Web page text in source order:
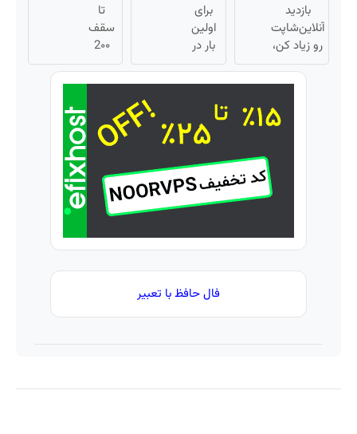
فروشگاهت
رو ثبت کن
»
تومان
بگیر
فروشگاهت
رو ثبت کن
بازدید
آنلاین‌شاپت
رو زیاد کن،
بازدید بالاتر
= درآمد
برای
اولین
بار در
ایران
🇮🇷
کرم
کننده
23 روزه
ساخت!
تا
سقف
2۰۰
میلیون
تومان
خرید
طلا و
نقره
فال حافظ با تعبیر